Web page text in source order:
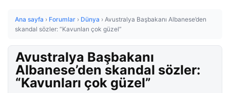
Ana sayfa › Forumlar › Dünya › Avustralya Başbakanı Albanese’den
skandal sözler: “Kavunları çok güzel”
Avustralya Başbakanı
Albanese’den skandal sözler:
“Kavunları çok güzel”